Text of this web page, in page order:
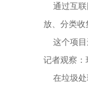
通过互联
放、分类收
这个项目
记者观察：
在垃圾处